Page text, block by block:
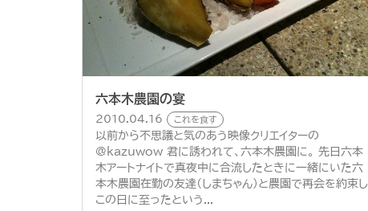
六本木農園の宴
2010.04.16 これを食す
以前から不思議と気のあう映像クリエイターの
@kazuwow 君に誘われて、六本木農園に。 先日六本
木アートナイトで真夜中に合流したときに一緒にいた六
本木農園在勤の友達（しまちゃん）と農園で再会を約束し
この日に至ったという...